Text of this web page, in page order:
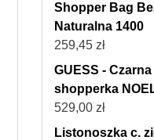
Shopper Bag
Naturalna 1400
259,45 zł
GUESS -
shopperka
529,00 zł
Listonoszka c.